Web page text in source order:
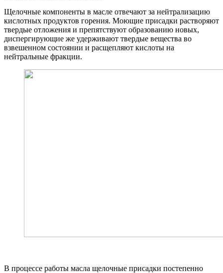
Щелочные компоненты в масле отвечают за нейтрализацию
кислотных продуктов горения. Моющие присадки растворяют
твердые отложения и препятствуют образованию новых,
диспергирующие же удерживают твердые вещества во
взвешенном состоянии и расщепляют кислоты на
нейтральные фракции.
В процессе работы масла щелочные присадки постепенно